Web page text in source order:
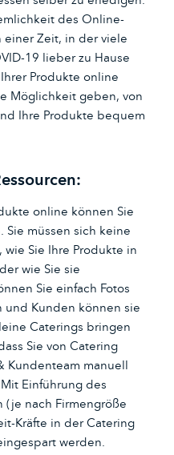
des Online-
Zeit, in der viele
19 lieber zu Hause
Produkte online
Möglichkeit geben, von
Ihre Produkte bequem
online können Sie
Sie müssen sich keine
Sie Ihre Produkte in
wie Sie sie
Sie einfach Fotos
und Kunden können sie
Caterings bringen
Sie von Catering
Kundenteam manuell
Einführung des
(je nach Firmengröße
Kräfte in der Catering
werden.